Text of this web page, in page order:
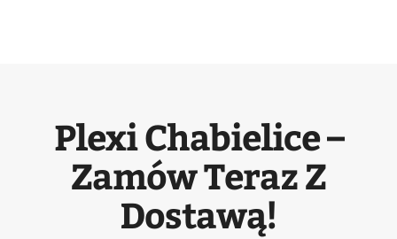
Plexi Chabielice –
Zamów Teraz Z
Dostawą!